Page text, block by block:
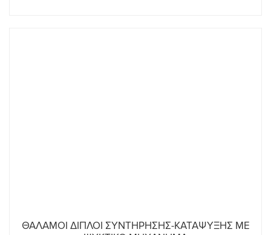
ΘΑΛΑΜΟΙ ΔΙΠΛΟΙ ΣΥΝΤΗΡΗΣΗΣ-ΚΑΤΑΨΥΞΗΣ ΜΕ